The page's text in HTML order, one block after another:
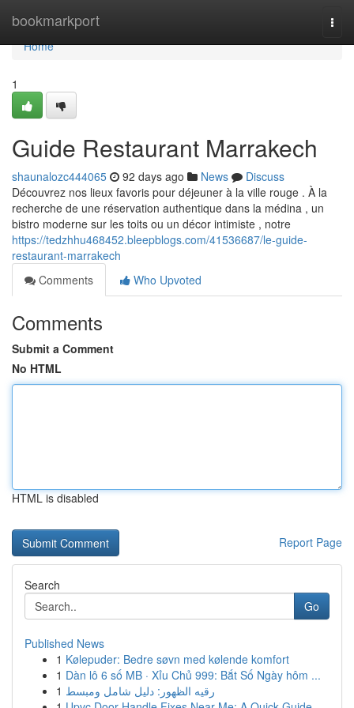
bookmarkport
Home
Home
1
Guide Restaurant Marrakech
shaunalozc444065 92 days ago News
Discuss
Découvrez nos lieux favoris pour déjeuner à la ville rouge . À la
recherche de une réservation authentique dans la médina , un
bistro moderne sur les toits ou un décor intimiste , notre
https://tedzhhu468452.bleepblogs.com/41536687/le-guide-
restaurant-marrakech
Comments
Who Upvoted
Comments
Submit a Comment
No HTML
HTML is disabled
Report Page
Search
Go
Published News
1 Kølepuder: Bedre søvn med kølende komfort
1 Dàn lô 6 số MB · Xỉu Chủ 999: Bắt Số Ngày hôm ...
1 رقيه الظهور: دليل شامل ومبسط